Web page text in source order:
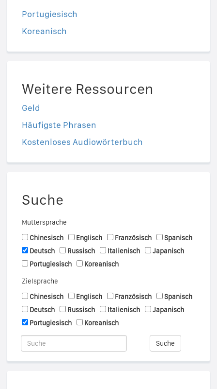
Portugiesisch
Koreanisch
Weitere Ressourcen
Geld
Häufigste Phrasen
Kostenloses Audiowörterbuch
Suche
Muttersprache
Chinesisch
Englisch Französisch
Spanisch
Deutsch
Russisch Italienisch
Japanisch
Portugiesisch
Koreanisch
Zielsprache
Chinesisch
Englisch Französisch
Spanisch
Deutsch
Russisch Italienisch
Japanisch
Portugiesisch
Koreanisch
Suche